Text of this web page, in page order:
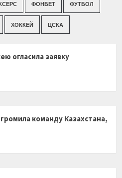
ФОНБЕТ ФУТБОЛ
ХОККЕЙ ЦСКА
огласила заявку
команду Казахстана,